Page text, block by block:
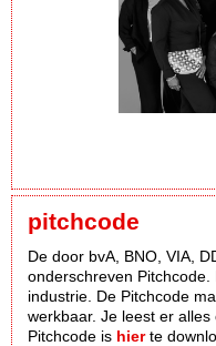
pitchcode
De door bvA, BNO, VIA,
onderschreven
industrie. De Pitchcode
werkbaar. Je leest er alles
Pitchcode is hierte